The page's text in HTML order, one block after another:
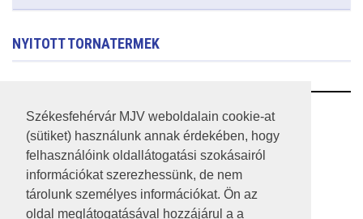
Székesfehérvár MJV weboldalain cookie-at
(sütiket) használunk annak érdekében, hogy
felhasználóink oldallátogatási szokásairól
információkat szerezhessünk, de nem
tárolunk személyes információkat. Ön az
oldal meglátogatásával hozzájárul a a
NYITOTT TORNATERMEK
RSS
A HONLAP 2017.03.31-I ÁLLAPOTA
JOGI NYILATKOZAT
IMPRESSZUM